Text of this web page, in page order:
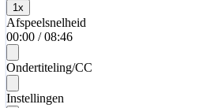
1x
Afspeelsnelheid
00:00 / 08:46
Ondertiteling/CC
Instellingen